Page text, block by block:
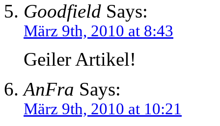
Goodfield Says:
März 9th, 2010 at 8:43
Geiler Artikel!
AnFra Says:
März 9th, 2010 at 10:21